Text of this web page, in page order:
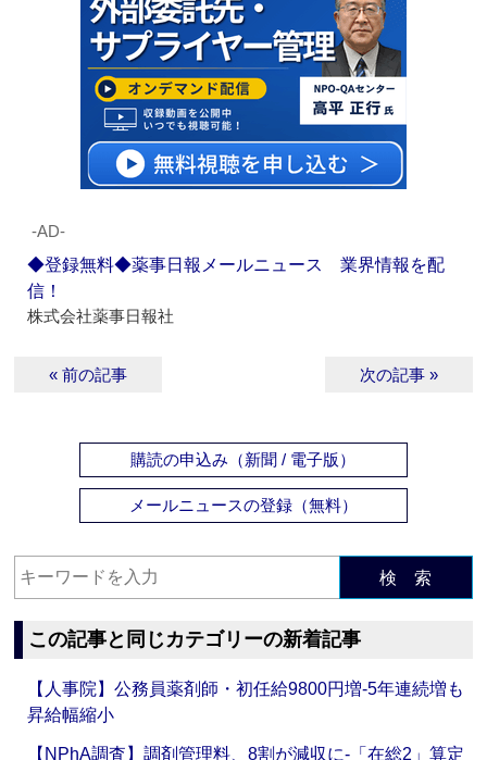
‐AD‐
◆登録無料◆薬事日報メールニュース 業界情報を配
信！
株式会社薬事日報社
« 前の記事 次の記事 »
購読の申込み（新聞 / 電子版）
メールニュースの登録（無料）
検 索
この記事と同じカテゴリーの新着記事
【人事院】公務員薬剤師・初任給9800円増‐5年連続増も
昇給幅縮小
【NPhA調査】調剤管理料、8割が減収に‐「在総2」算定